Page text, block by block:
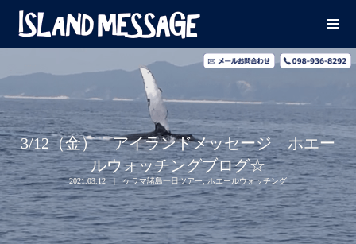
3/12（金） アイランドメッセージ ホエー
ルウォッチングブログ☆
2021.03.12 ケラマ諸島一日ツアー,ホエールウォッチング